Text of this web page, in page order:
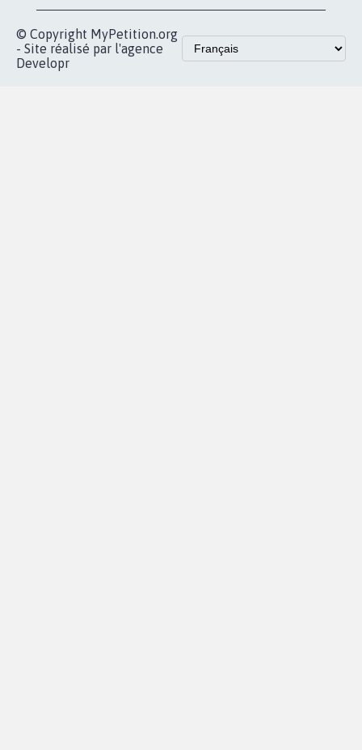
© Copyright MyPetition.org
- Site réalisé par l'agence
Developr